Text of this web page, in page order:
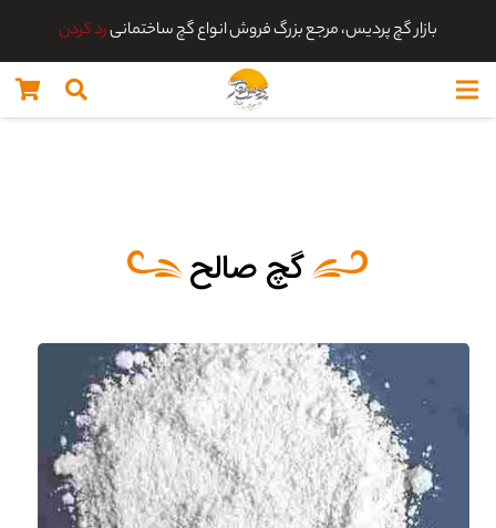
بازار گچ پردیس، مرجع بزرگ فروش انواع گچ ساختمانیرد کردن
گچ صالح